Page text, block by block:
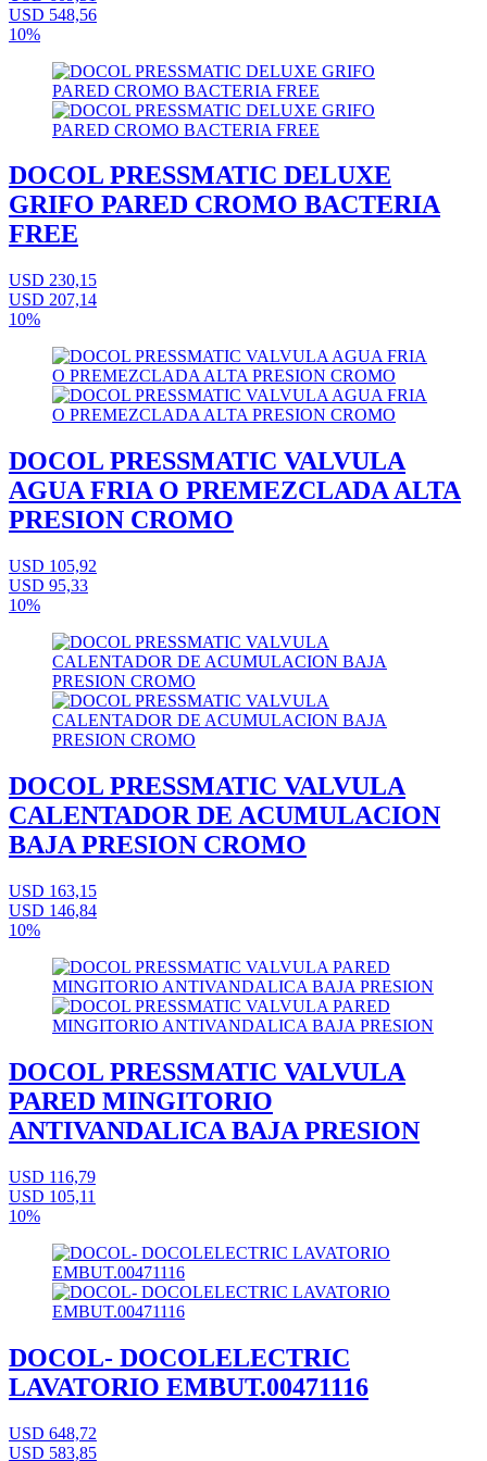
USD 548,56
10%
DOCOL PRESSMATIC DELUXE
GRIFO PARED CROMO BACTERIA
FREE
USD 230,15
USD 207,14
10%
DOCOL PRESSMATIC VALVULA
AGUA FRIA O PREMEZCLADA ALTA
PRESION CROMO
USD 105,92
USD 95,33
10%
DOCOL PRESSMATIC VALVULA
CALENTADOR DE ACUMULACION
BAJA PRESION CROMO
USD 163,15
USD 146,84
10%
DOCOL PRESSMATIC VALVULA
PARED MINGITORIO
ANTIVANDALICA BAJA PRESION
USD 116,79
USD 105,11
10%
DOCOL- DOCOLELECTRIC
LAVATORIO EMBUT.00471116
USD 648,72
USD 583,85